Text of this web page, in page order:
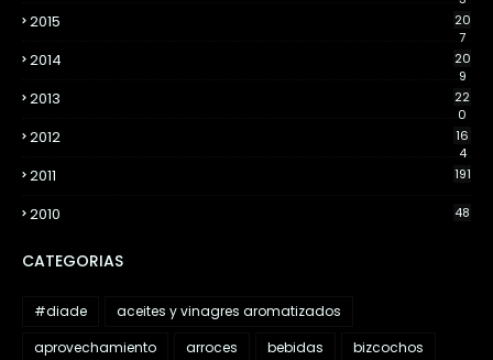
2015
20
7
2014
20
9
2013
22
0
2012
16
4
2011 191
2010 48
CATEGORIAS
#diade
aceites y vinagres aromatizados
aprovechamiento
arroces bebidas
bizcochos